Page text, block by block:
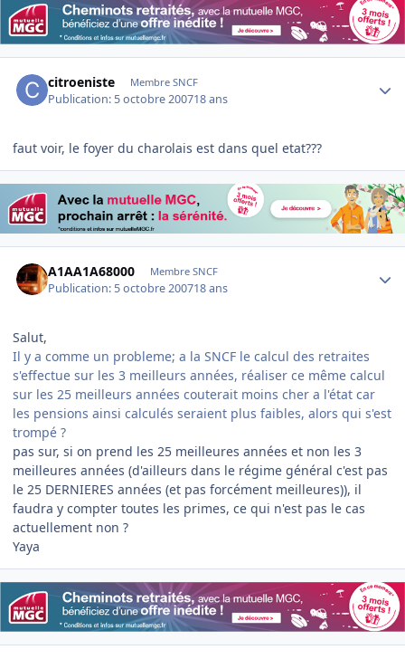
citroeniste Membre SNCF
Publication: 5 octobre 200718 ans
faut voir, le foyer du charolais est dans quel etat???
A1AA1A68000 Membre SNCF
Publication: 5 octobre 200718 ans
Salut,
Il y a comme un probleme; a la SNCF le calcul des retraites
s'effectue sur les 3 meilleurs années, réaliser ce même calcul
sur les 25 meilleurs années couterait moins cher a l'état car
les pensions ainsi calculés seraient plus faibles, alors qui s'est
trompé ?
pas sur, si on prend les 25 meilleures années et non les 3
meilleures années (d'ailleurs dans le régime général c'est pas
le 25 DERNIERES années (et pas forcément meilleures)), il
faudra y compter toutes les primes, ce qui n'est pas le cas
actuellement non ?
Yaya